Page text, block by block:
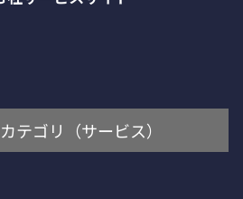
テゴリ（サービス）